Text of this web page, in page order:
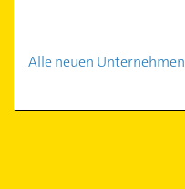
Alle neuen Unternehmen